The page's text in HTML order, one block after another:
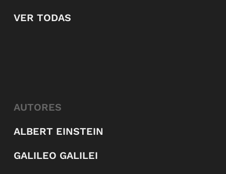
VER TODAS
AUTORES
ALBERT EINSTEIN
GALILEO GALILEI